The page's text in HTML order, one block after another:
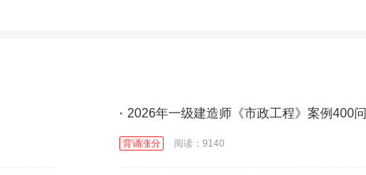
· 2026年一级建造师《市政工程》案例400问
背诵涨分 阅读：9140